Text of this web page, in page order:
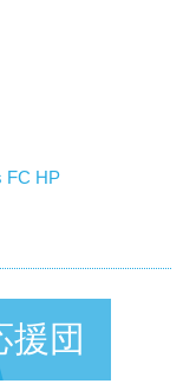
FC HP
援団